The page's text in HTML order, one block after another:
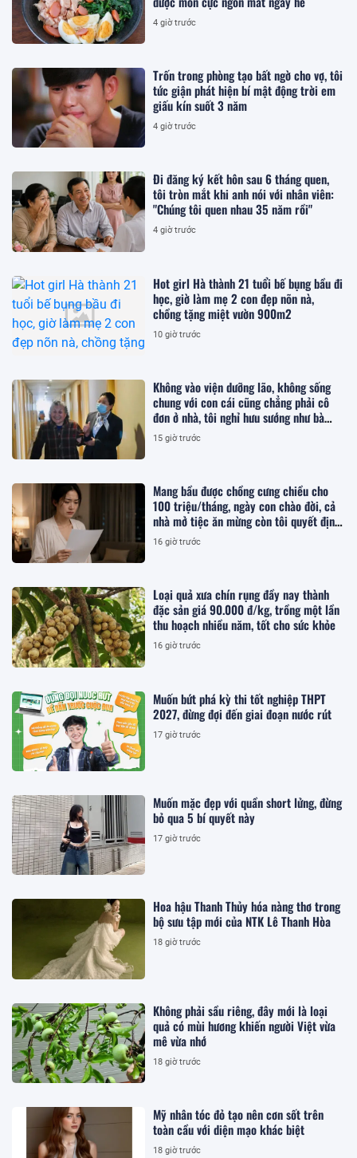
4 giờ trước
Trốn trong phòng tạo bất ngờ cho vợ, tôi
tức giận phát hiện bí mật động trời em
giấu kín suốt 3 năm
4 giờ trước
Đi đăng ký kết hôn sau 6 tháng quen,
tôi tròn mắt khi anh nói với nhân viên:
"Chúng tôi quen nhau 35 năm rồi"
4 giờ trước
Hot girl Hà thành 21 tuổi bế bụng bầu đi
học, giờ làm mẹ 2 con đẹp nõn nà,
chồng tặng miệt vườn 900m2
10 giờ trước
Không vào viện dưỡng lão, không sống
chung với con cái cũng chẳng phải cô
đơn ở nhà, tôi nghỉ hưu sướng như bà
hoàng ở nơi này!
15 giờ trước
Mang bầu được chồng cưng chiều cho
100 triệu/tháng, ngày con chào đời, cả
nhà mở tiệc ăn mừng còn tôi quyết định
ly hôn
16 giờ trước
Loại quả xưa chín rụng đầy nay thành
đặc sản giá 90.000 đ/kg, trồng một lần
thu hoạch nhiều năm, tốt cho sức khỏe
16 giờ trước
Muốn bứt phá kỳ thi tốt nghiệp THPT
2027, đừng đợi đến giai đoạn nước rút
17 giờ trước
Muốn mặc đẹp với quần short lửng, đừng
bỏ qua 5 bí quyết này
17 giờ trước
Hoa hậu Thanh Thủy hóa nàng thơ trong
bộ sưu tập mới của NTK Lê Thanh Hòa
18 giờ trước
Không phải sầu riêng, đây mới là loại
quả có mùi hương khiến người Việt vừa
mê vừa nhớ
18 giờ trước
Mỹ nhân tóc đỏ tạo nên cơn sốt trên
toàn cầu với diện mạo khác biệt
18 giờ trước